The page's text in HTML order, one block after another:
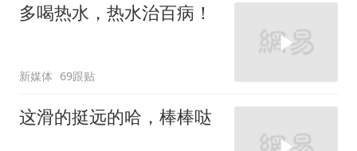
多喝热水，热水治百病！
新媒体 69跟贴
这滑的挺远的哈，棒棒哒